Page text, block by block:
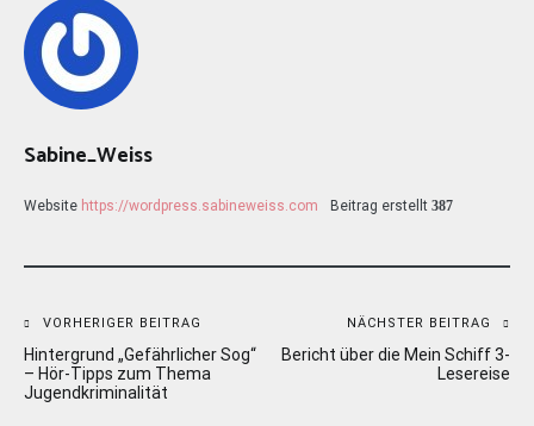
Sabine_Weiss
Website https://wordpress.sabineweiss.com Beitrag erstellt 387
Beitragsnavigation
VORHERIGER BEITRAG
Hintergrund „Gefährlicher Sog“
– Hör-Tipps zum Thema
Jugendkriminalität
NÄCHSTER BEITRAG
Bericht über die Mein Schiff 3-
Lesereise